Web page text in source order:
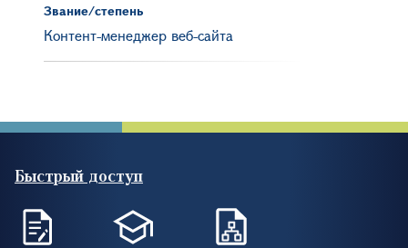
Звание/степень
Контент-менеджер веб-сайта
Быстрый доступ